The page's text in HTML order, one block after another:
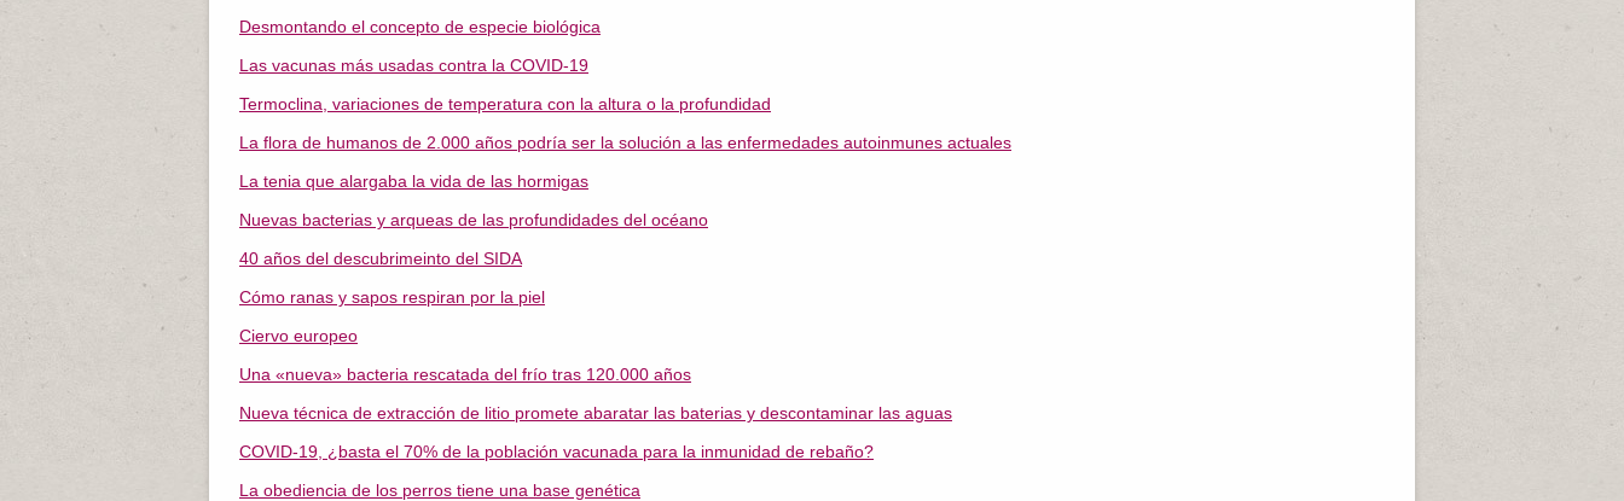
Desmontando el concepto de especie biológica
Las vacunas más usadas contra la COVID-19
Termoclina, variaciones de temperatura con la altura o la profundidad
La flora de humanos de 2.000 años podría ser la solución a las enfermedades autoinmunes actuales
La tenia que alargaba la vida de las hormigas
Nuevas bacterias y arqueas de las profundidades del océano
40 años del descubrimeinto del SIDA
Cómo ranas y sapos respiran por la piel
Ciervo europeo
Una «nueva» bacteria rescatada del frío tras 120.000 años
Nueva técnica de extracción de litio promete abaratar las baterias y descontaminar las aguas
COVID-19, ¿basta el 70% de la población vacunada para la inmunidad de rebaño?
La obediencia de los perros tiene una base genética